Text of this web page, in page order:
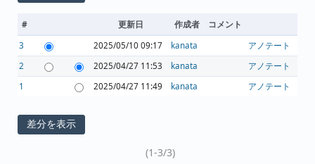
# 更新日 作成者
コメント
3
2025/05/10 09:17 kanata
アノテート
2
2025/04/27 11:53 kanata
アノテート
1
2025/04/27 11:49 kanata アノテート
(1-3/3)